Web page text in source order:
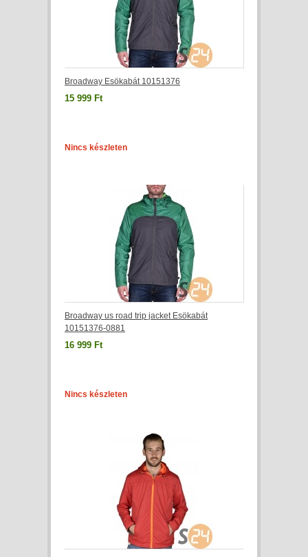
Broadway Esökabát 10151376
15 999 Ft
Nincs készleten
Broadway us road trip jacket Esökabát
10151376-0881
16 999 Ft
Nincs készleten